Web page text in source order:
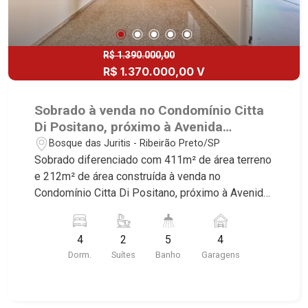
Quinta do Golfe. Avenida João Fiúsa, 1051 - Alto
da Boa Vista | Ribeirão Preto
R$ 1.390.000,00
R$ 1.370.000,00 V
Sobrado à venda no Condomínio Citta
Di Positano, próximo à Avenida
Professor João Fiúsa - Ribeirão
Preto/SP.
Bosque das Juritis - Ribeirão Preto/SP
Sobrado diferenciado com 411m² de área terreno
e 212m² de área construída à venda no
Condomínio Citta Di Positano, próximo à Avenida
Ribeirão Preto/SP. Conheça as características
deste imóvel que a Martinelli Imobiliária
selecionou para você: - 411m² de área terreno e
4
Dorm.
2
Suítes
5
Banho
4
Garagens